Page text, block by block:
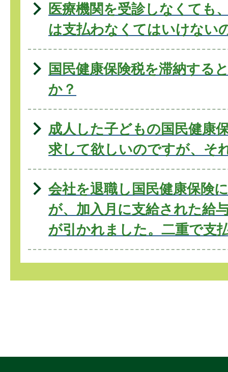
医療機関を受診しなくても
は支払わなくてはいけない
国民健康保険税を滞納する
か？
成人した子どもの国民健康
求して欲しいのですが、そ
会社を退職し国民健康保険
が、加入月に支給された給
が引かれました。二重で支